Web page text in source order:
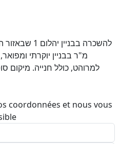
מ"ר בבניין יוקרתי
למרוהט, כולל חנייה. מיקום
coordonnées et nous vous